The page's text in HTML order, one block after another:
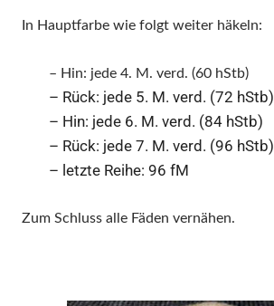
In Hauptfarbe wie folgt weiter häkeln:
– Hin: jede 4. M. verd. (60 hStb)
– Rück: jede 5. M. verd. (72 hStb)
– Hin: jede 6. M. verd. (84 hStb)
– Rück: jede 7. M. verd. (96 hStb)
– letzte Reihe: 96 fM
Zum Schluss alle Fäden vernähen.